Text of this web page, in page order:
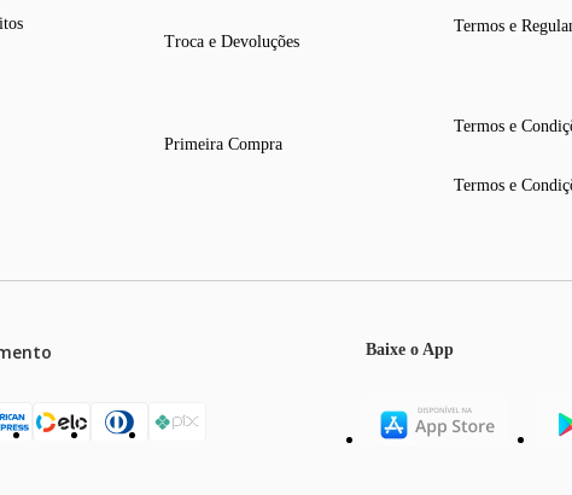
Troca e Devoluções
Primeira Compra
Termos e
Termos e
Termos e
Baixe o App